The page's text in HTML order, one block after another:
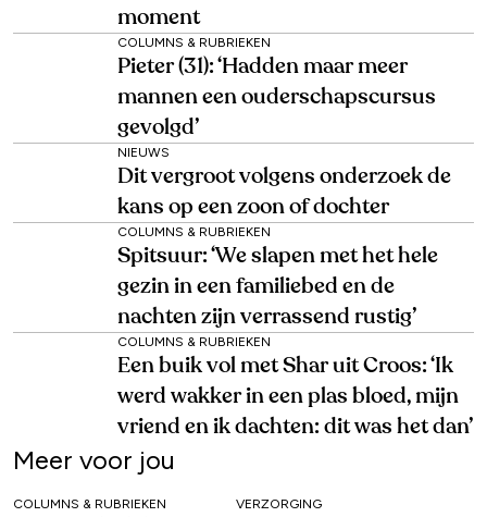
moment
COLUMNS & RUBRIEKEN
Pieter (31): ‘Hadden maar meer
mannen een ouderschapscursus
gevolgd’
NIEUWS
Dit vergroot volgens onderzoek de
kans op een zoon of dochter
COLUMNS & RUBRIEKEN
Spitsuur: ‘We slapen met het hele
gezin in een familiebed en de
nachten zijn verrassend rustig’
COLUMNS & RUBRIEKEN
Een buik vol met Shar uit Croos: ‘Ik
werd wakker in een plas bloed, mijn
vriend en ik dachten: dit was het dan’
Meer voor jou
COLUMNS & RUBRIEKEN VERZORGING